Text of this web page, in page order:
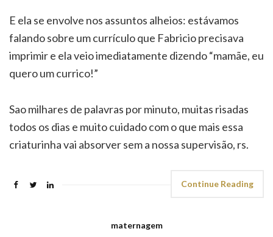
E ela se envolve nos assuntos alheios: estávamos
falando sobre um currículo que Fabricio precisava
imprimir e ela veio imediatamente dizendo “mamãe, eu
quero um currico!”
Sao milhares de palavras por minuto, muitas risadas
todos os dias e muito cuidado com o que mais essa
criaturinha vai absorver sem a nossa supervisão, rs.
Continue Reading
maternagem